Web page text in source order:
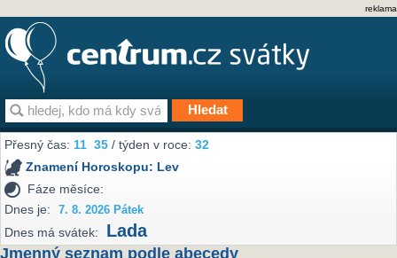
reklama
Přesný čas:11 35 / týden v roce:32
Znamení Horoskopu: Lev
Fáze měsíce:
Dnes je:
7. 8. 2026 Pátek
Dnes má svátek: Lada
Jmenný seznam podle abecedy